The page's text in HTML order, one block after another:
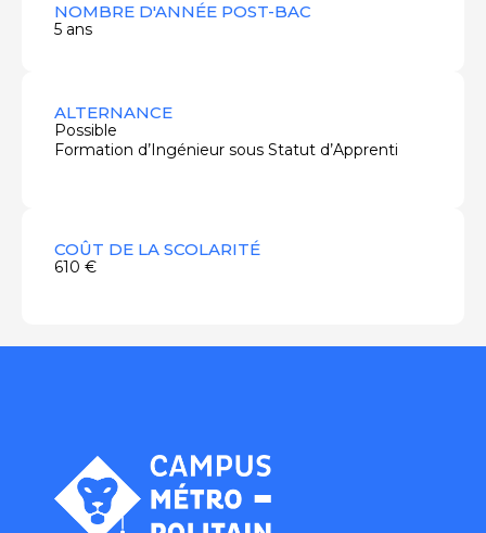
NOMBRE D'ANNÉE POST-BAC
5 ans
ALTERNANCE
Possible
Formation d’Ingénieur sous Statut d’Apprenti
COÛT DE LA SCOLARITÉ
610 €